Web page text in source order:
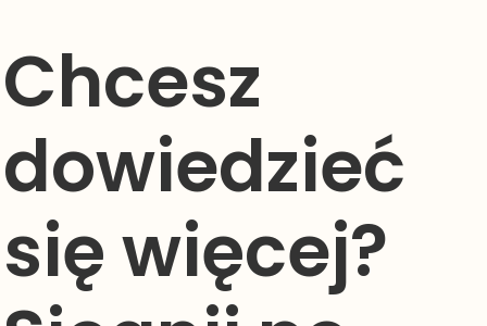
Chcesz
dowiedzieć
się więcej?